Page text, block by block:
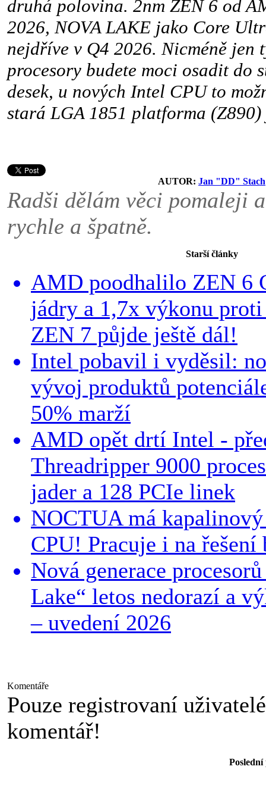
druhá polovina. 2nm ZEN 6 od
2026, NOVA LAKE jako Core
nejdříve v Q4 2026. Nicméně jen
procesory budete moci osadit do
desek, u nových Intel CPU to
stará LGA 1851 platforma
AUTOR: Jan "DD" Stach
Radši dělám věci pomaleji
rychle a špatně.
Starší články
AMD poodhalilo ZEN 6
jádry a 1,7x výkonu proti
ZEN 7 půjde ještě dál!
Intel pobavil i vyděsil:
vývoj produktů
50% marží
AMD opět drtí Intel -
Threadripper 9000
jader a 128 PCIe linek
NOCTUA má
CPU! Pracuje i na řešení
Nová generace
Lake“ letos nedorazí a
– uvedení 2026
Komentáře
Pouze registrovaní
komentář!